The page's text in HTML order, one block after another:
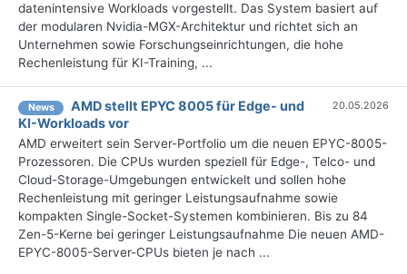
datenintensive Workloads vorgestellt. Das System basiert auf
der modularen Nvidia-MGX-Architektur und richtet sich an
Unternehmen sowie Forschungseinrichtungen, die hohe
Rechenleistung für KI-Training, ...
News
AMD stellt EPYC 8005 für Edge- und
KI-Workloads vor
20.05.2026
AMD erweitert sein Server-Portfolio um die neuen EPYC-8005-
Prozessoren. Die CPUs wurden speziell für Edge-, Telco- und
Cloud-Storage-Umgebungen entwickelt und sollen hohe
Rechenleistung mit geringer Leistungsaufnahme sowie
kompakten Single-Socket-Systemen kombinieren. Bis zu 84
Zen-5-Kerne bei geringer Leistungsaufnahme Die neuen AMD-
EPYC-8005-Server-CPUs bieten je nach ...